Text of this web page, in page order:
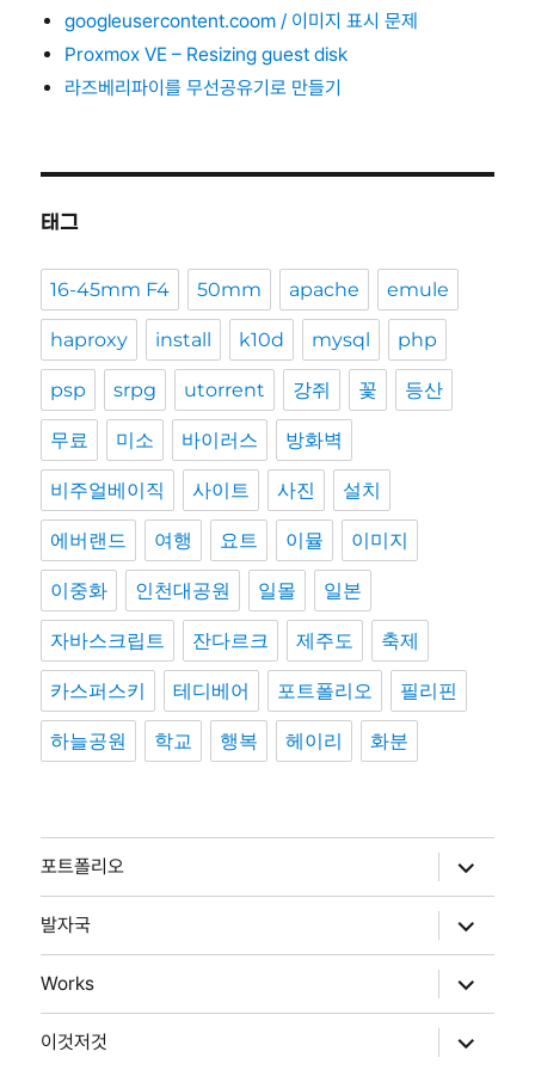
googleusercontent.coom / 이미지 표시 문제
Proxmox VE – Resizing guest disk
라즈베리파이를 무선공유기로 만들기
태그
16-45mm F4 50mm apache emule
haproxy install k10d mysql php
psp srpg utorrent 강쥐 꽃 등산
무료 미소 바이러스 방화벽
비주얼베이직 사이트 사진 설치
에버랜드 여행 요트 이뮬 이미지
이중화 인천대공원 일몰 일본
자바스크립트 잔다르크 제주도 축제
카스퍼스키 테디베어 포트폴리오 필리핀
하늘공원 학교 행복 헤이리 화분
포트폴리오
하
위
메
뉴
확
장
발자국
하
위
메
뉴
확
장
Works
하
위
메
뉴
확
이것저것
하
위